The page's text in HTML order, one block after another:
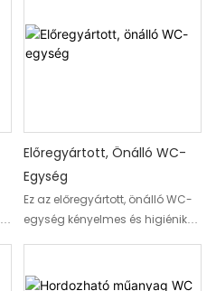
Előregyártott, Önálló WC-
Egység
Ez az előregyártott, önálló WC-
egység kényelmes és higiénikus
előregyártott és beszerelésre